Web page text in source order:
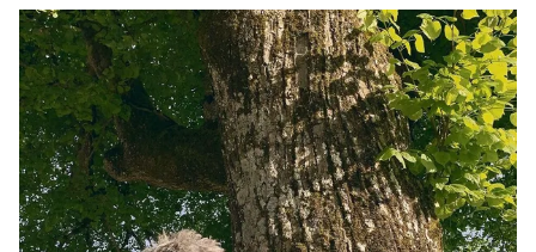
er weiss, was er tut.